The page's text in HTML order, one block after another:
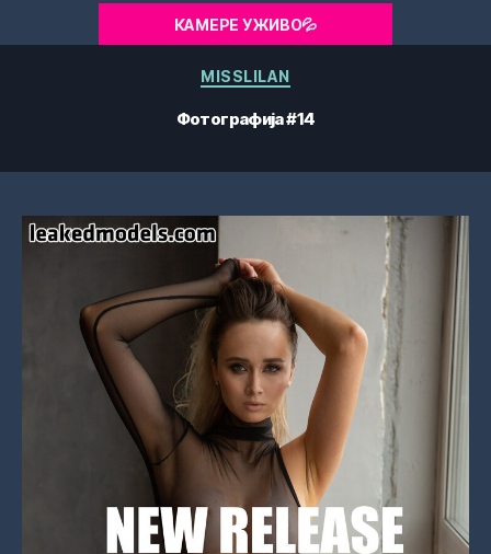
КАМЕРЕ УЖИВО💦
Категорије
MISSLILAN
Фотографија #14